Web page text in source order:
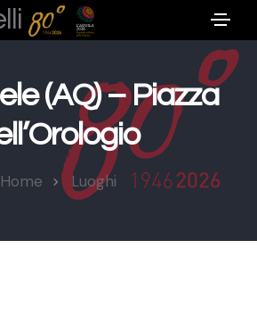
(AQ) – Piazza
Home Luoghi